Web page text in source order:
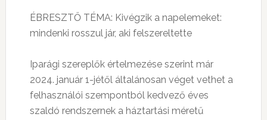
ÉBRESZTŐ TÉMA: Kivégzik a napelemeket:
mindenki rosszul jár, aki felszereltette
Iparági szereplők értelmezése szerint már
2024. január 1-jétől általánosan véget vethet a
felhasználói szempontból kedvező éves
szaldó rendszernek a háztartási méretű